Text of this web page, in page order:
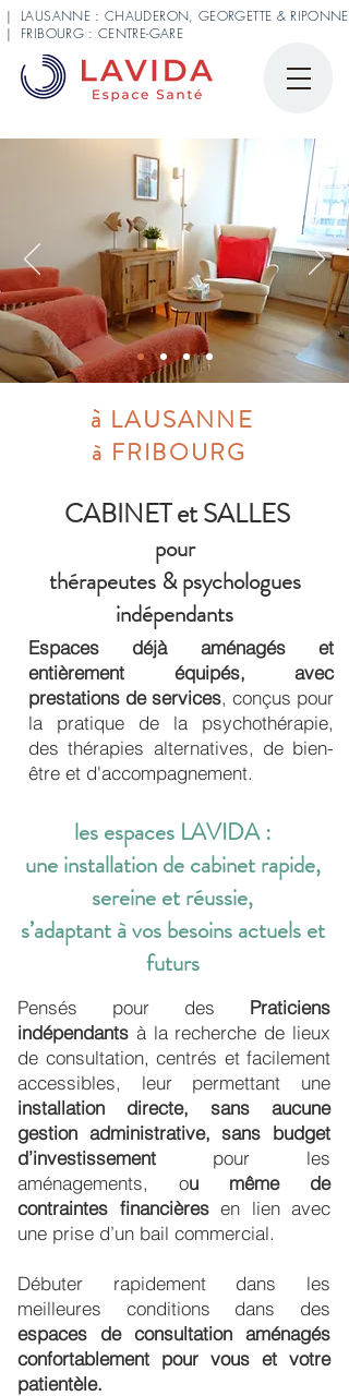
| LAUSANNE : CHAUDERON, GEORGETTE & RIPONNE
| FRIBOURG : CENTRE-GARE
à LAUSANNE
à FRIBOURG
CABINET et SALLES
pour
thérapeutes & psychologues
indépendants
Espaces déjà aménagés et
entièrement équipés, avec
prestations de services, conçus pour
la pratique de la psychothérapie,
des thérapies alternatives, de bien-
être et d'accompagnement.
les espaces LAVIDA :
une installation de cabinet rapide,
sereine et réussie,
s’adaptant à vos besoins actuels et
futurs
Pensés pour des Praticiens
indépendants à la recherche de lieux
de consultation, centrés et facilement
accessibles, leur permettant une
installation directe, sans aucune
gestion administrative, sans budget
d’investissement pour les
aménagements, ou même de
contraintes financières en lien avec
une prise d’un bail commercial.
Débuter rapidement dans les
meilleures conditions dans des
espaces de consultation aménagés
confortablement pour vous et votre
patientèle.